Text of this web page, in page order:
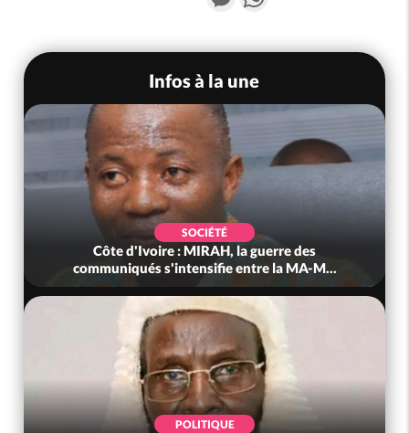
Infos à la une
SOCIÉTÉ
Côte d'Ivoire : MIRAH, la guerre des
communiqués s'intensifie entre la MA-M...
POLITIQUE